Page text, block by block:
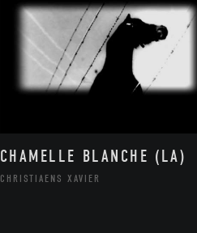
CHAMELLE BLANCHE (LA)
CHRISTIAENS XAVIER